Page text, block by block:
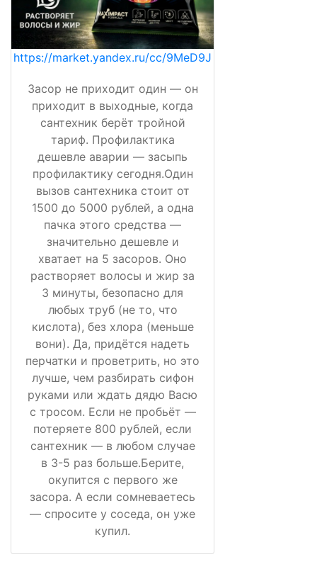
https://market.yandex.ru/cc/9MeD9J
Засор не приходит один — он
приходит в выходные, когда
сантехник берёт тройной
тариф. Профилактика
дешевле аварии — засыпь
профилактику сегодня.Один
вызов сантехника стоит от
1500 до 5000 рублей, а одна
пачка этого средства —
значительно дешевле и
хватает на 5 засоров. Оно
растворяет волосы и жир за
3 минуты, безопасно для
любых труб (не то, что
кислота), без хлора (меньше
вони). Да, придётся надеть
перчатки и проветрить, но это
лучше, чем разбирать сифон
руками или ждать дядю Васю
с тросом. Если не пробьёт —
потеряете 800 рублей, если
сантехник — в любом случае
в 3-5 раз больше.Берите,
окупится с первого же
засора. А если сомневаетесь
— спросите у соседа, он уже
купил.